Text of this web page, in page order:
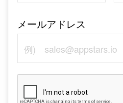
メールアドレス